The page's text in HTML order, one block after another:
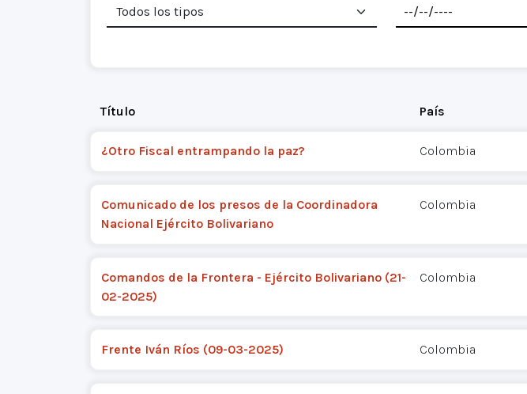
Título País
¿Otro Fiscal entrampando la paz? Colombia
Comunicado de los presos de la Coordinadora
Nacional Ejército Bolivariano
Colombia
Comandos de la Frontera - Ejército Bolivariano (21-
02-2025)
Colombia
Frente Iván Ríos (09-03-2025) Colombia